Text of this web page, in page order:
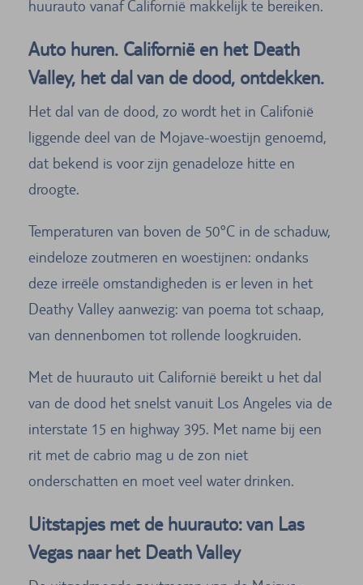
huurauto vanaf Californië makkelijk te bereiken.
Auto huren. Californië en het Death
Valley, het dal van de dood, ontdekken.
Het dal van de dood, zo wordt het in Califonië
liggende deel van de Mojave-woestijn genoemd,
dat bekend is voor zijn genadeloze hitte en
droogte.
Temperaturen van boven de 50°C in de schaduw,
eindeloze zoutmeren en woestijnen: ondanks
deze irreële omstandigheden is er leven in het
Deathy Valley aanwezig: van poema tot schaap,
van dennenbomen tot rollende loogkruiden.
Met de huurauto uit Californië bereikt u het dal
van de dood het snelst vanuit Los Angeles via de
interstate 15 en highway 395. Met name bij een
rit met de cabrio mag u de zon niet
onderschatten en moet veel water drinken.
Uitstapjes met de huurauto: van Las
Vegas naar het Death Valley